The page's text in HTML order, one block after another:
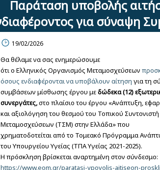
Παράταση υποβολής
για σύναψη
19/02/2026
Θα θέλαμε να σας ενημερώσουμε
ότιο Ελληνικός Οργανισμός Μεταμοσχεύσεων
όσους ενδιαφέρονται να υποβάλουν αίτηση για τη
συμβάσεων μίσθωσης έργου μεδώδεκα(12)
συνεργάτες,στο πλαίσιο του έργου «Ανάπτυξη,
και αξιολόγηση του θεσμού του Τοπικού Συντονιστή
Μεταμοσχεύσεων (ΤΣΜ) στην Ελλάδα» που
χρηματοδοτείται από το Τομεακό Πρόγραμμα
του Υπουργείου Υγείας (ΤΠΑ Υγείας 2021-2025).
Η πρόσκληση βρίσκεται αναρτημένη στον σύνδεσμο:
https://www.eom.gr/paratasi-ypovolis-aitiseon-